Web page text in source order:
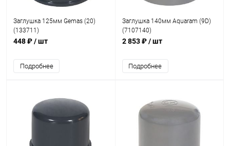
Заглушка 125мм Gemas (20)
(133711)
448 ₽/ шт
Подробнее
Заглушка 140мм Aquaram (9D)
(7107140)
2 853 ₽/ шт
Подробнее